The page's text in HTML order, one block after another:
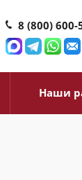
8 (800) 600-
Наши